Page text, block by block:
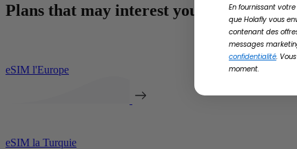
Plans that may interest you
eSIM l'Europe
eSIM la Turquie
En fournissant
que Holafly vous
contenant des
messages
confidentialité.
moment.